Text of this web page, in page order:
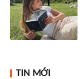
TIN MỚI